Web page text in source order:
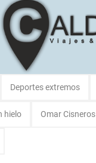
Deportes extremos
hielo Omar Cisneros